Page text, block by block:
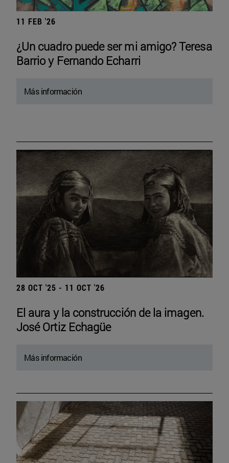
11 FEB '26
¿Un cuadro puede ser mi amigo? Teresa
Barrio y Fernando Echarri
Más información
28 OCT '25 - 11 OCT '26
El aura y la construcción de la imagen.
José Ortiz Echagüe
Más información